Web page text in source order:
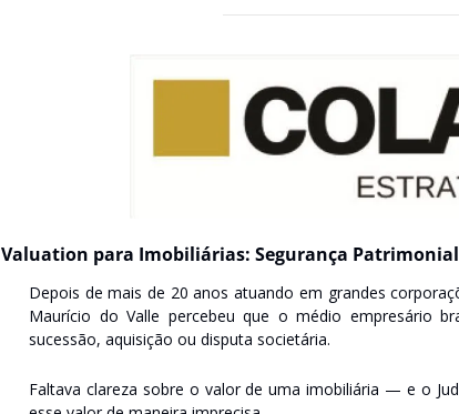
Valuation para Imobiliárias: Segurança
Depois de mais de 20 anos atuando em grandes
Maurício do Valle percebeu que o médio empresário
sucessão, aquisição ou disputa societária.
Faltava clareza sobre o valor de uma imobiliária — e o